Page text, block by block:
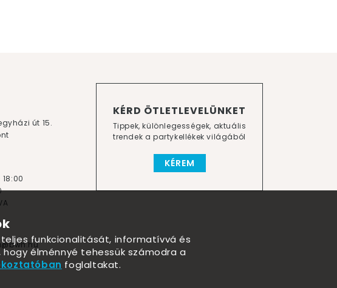
KÉRD ÖTLETLEVELÜNKET
Tippek, különlegességek, aktuális
trendek a partykellékek világából
KÉREM
út 15.
teljes funkcionalitását, informatívvá és
élménnyé tehessük számodra a
foglaltakat.